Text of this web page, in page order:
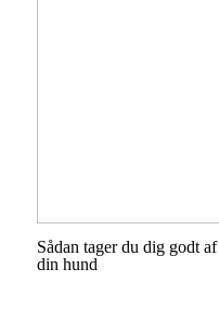
Sådan tager du dig godt af
din hund